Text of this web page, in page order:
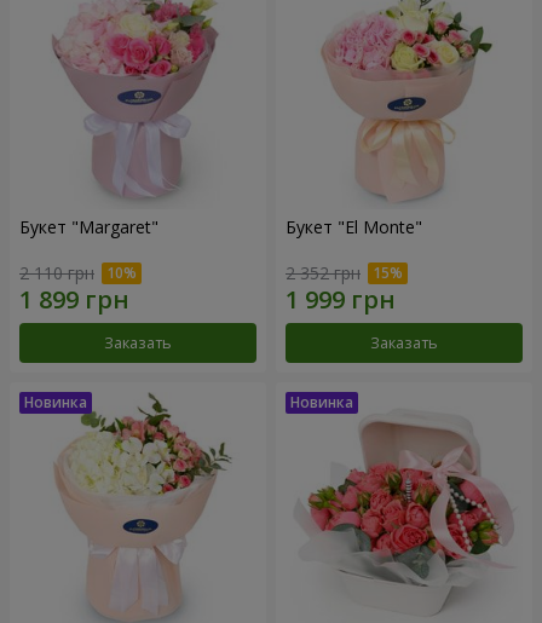
Букет "Margaret"
2 110 грн
Заказать
Букет "El Monte"
2 352 грн
Заказать